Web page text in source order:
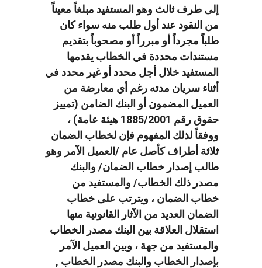
إلى طرف ثالث وهو المستفيد مبلغاً معيناً
من النقود عند أول طلب منه سواء كان
طلباً مجرداً أو مبرراً أو مصحوباً بتقديم
مستندات محددة في الخطاب يقدمها
المستفيد خلال أجل محدد أو غير محدد في
أثناء سريان مدته رغم أي معارضة من
العميل المضمون أو البنك الضامن (تمييز
حقوق رقم 1885/2001 هيئة عامة) ،
ووفقاً لذلك المفهوم فإن لخطاب الضمان
ثلاثة أطراف كأصل عام /العميل الآمر وهو
طالب إصدار خطاب الضمان/ والبنك
مصدر ذلك الخطاب/ والمستفيد من
خطاب الضمان ، ويترتب على خطاب
الضمان العديد من الآثار القانونية منها
استقلال العلاقة بين البنك مصدر الخطاب
والمستفيد من جهة ، وبين العميل الآمر
بإصدار الخطاب والبنك مصدر الخطاب ,